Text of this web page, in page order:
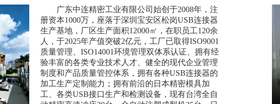
广东中连精密工业有限公司始创于2008年，注
册资本1000万，座落于深圳宝安区松岗USB连接器
生产基地，厂区生产面积12000㎡，在职员工120余
人，于2025年产值突破2亿元，工厂已取得ISO9001
质量管理、ISO14001环境管理双体系认证、拥有经
验丰富的各类专业技术人才、健全的现代企业管理
制度和产品质量管控体系，拥有各种USB连接器的
加工生产定制能力；拥有前沿的日本精密模具加
工、各类USB接口生产和检测设备，现有台湾全自